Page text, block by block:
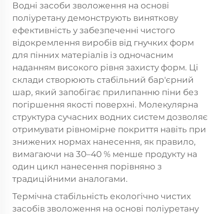
Водні засоби зволоження на основі
поліуретану демонструють виняткову
ефективність у забезпеченні чистого
відокремлення виробів від гнучких форм
для пінних матеріалів із одночасним
наданням високого рівня захисту форм. Ці
склади створюють стабільний бар'єрний
шар, який запобігає прилипанню піни без
погіршення якості поверхні. Молекулярна
структура сучасних водних систем дозволяє
отримувати рівномірне покриття навіть при
знижених нормах нанесення, як правило,
вимагаючи на 30–40 % менше продукту на
один цикл нанесення порівняно з
традиційними аналогами.
Термічна стабільність екологічно чистих
засобів зволоження на основі поліуретану